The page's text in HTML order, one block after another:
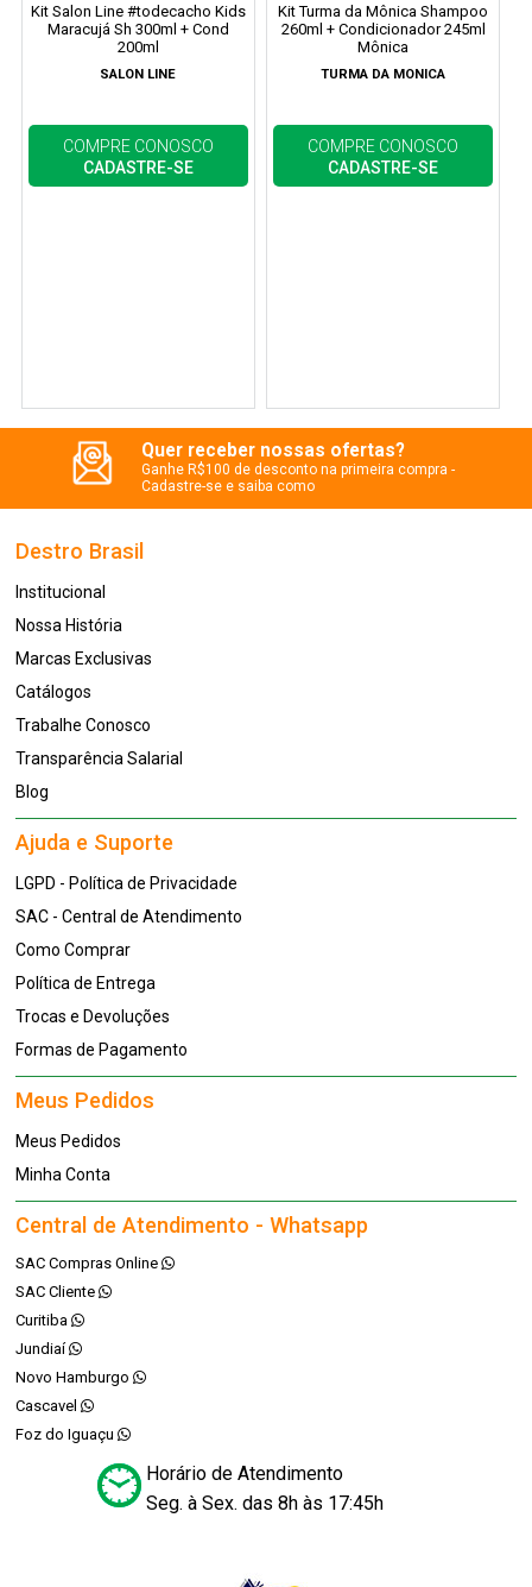
Kit Salon Line #todecacho Kids
Maracujá Sh 300ml + Cond
200ml
SALON LINE
COMPRE CONOSCO
CADASTRE-SE
Kit Turma da Mônica Shampoo
260ml + Condicionador 245ml
Mônica
TURMA DA MONICA
COMPRE CONOSCO
CADASTRE-SE
Quer receber nossas ofertas?
Ganhe R$100 de desconto na primeira compra -
Cadastre-se e saiba como
Destro Brasil
Institucional
Nossa História
Marcas Exclusivas
Catálogos
Trabalhe Conosco
Transparência Salarial
Blog
Ajuda e Suporte
LGPD - Política de Privacidade
SAC - Central de Atendimento
Como Comprar
Política de Entrega
Trocas e Devoluções
Formas de Pagamento
Meus Pedidos
Meus Pedidos
Minha Conta
Central de Atendimento - Whatsapp
SAC Compras Online
SAC Cliente
Curitiba
Jundiaí
Novo Hamburgo
Cascavel
Foz do Iguaçu
Horário de Atendimento
Seg. à Sex. das 8h às 17:45h